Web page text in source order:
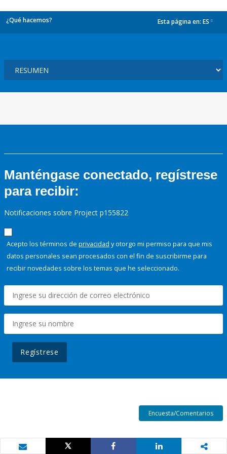
¿Qué hacemos? Esta página en: ES
Manténgase conectado, regístrese
para recibir:
Notificaciones sobre Project p155822
Acepto los términos de privacidad y otorgo mi permiso para que mis
datos personales sean procesados con el fin de suscribirme para
recibir novedades sobre los temas que he seleccionado.
Regístrese
Encuesta/Comentarios